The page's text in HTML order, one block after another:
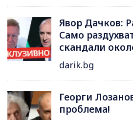
Явор Дачков:
Само
скандали
darik.bg
Георги
проблема!